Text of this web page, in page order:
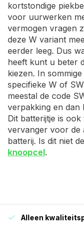
kortstondige
voor uurwerken
vermogen vragen
deze W variant
eerder leeg. Dus
heeft kunt u beter
kiezen. In
specifieke W of
meestal de code
verpakking en dan
Dit batterijtje is
vervanger voor de
batterij. Is dit niet
knoopcel.
Alleen